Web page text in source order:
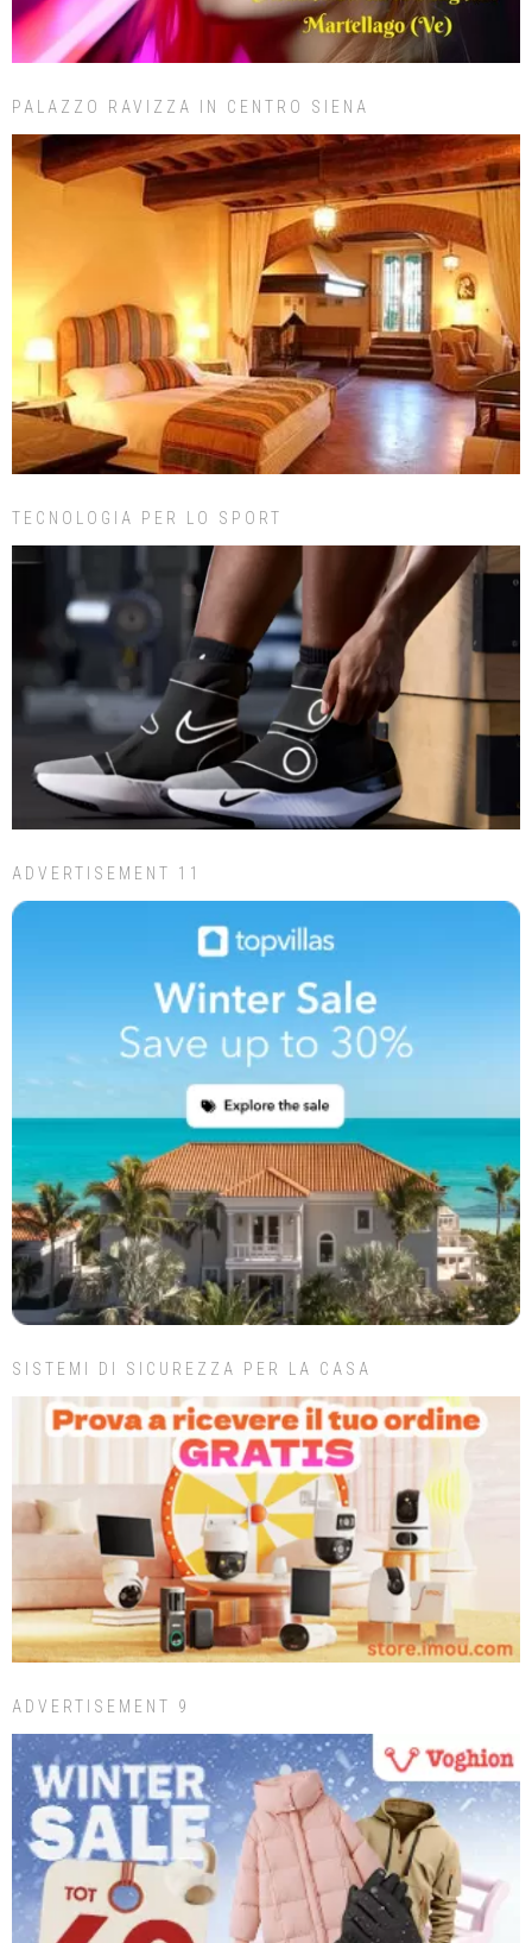
PALAZZO RAVIZZA IN CENTRO SIENA
TECNOLOGIA PER LO SPORT
ADVERTISEMENT 11
SISTEMI DI SICUREZZA PER LA CASA
ADVERTISEMENT 9